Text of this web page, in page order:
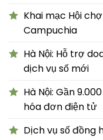
Khai mạc Hội
Campuchia
Hà Nội: Hỗ trợ
dịch vụ số mới
Hà Nội: Gần
hóa đơn điện tử
Dịch vụ số đồng